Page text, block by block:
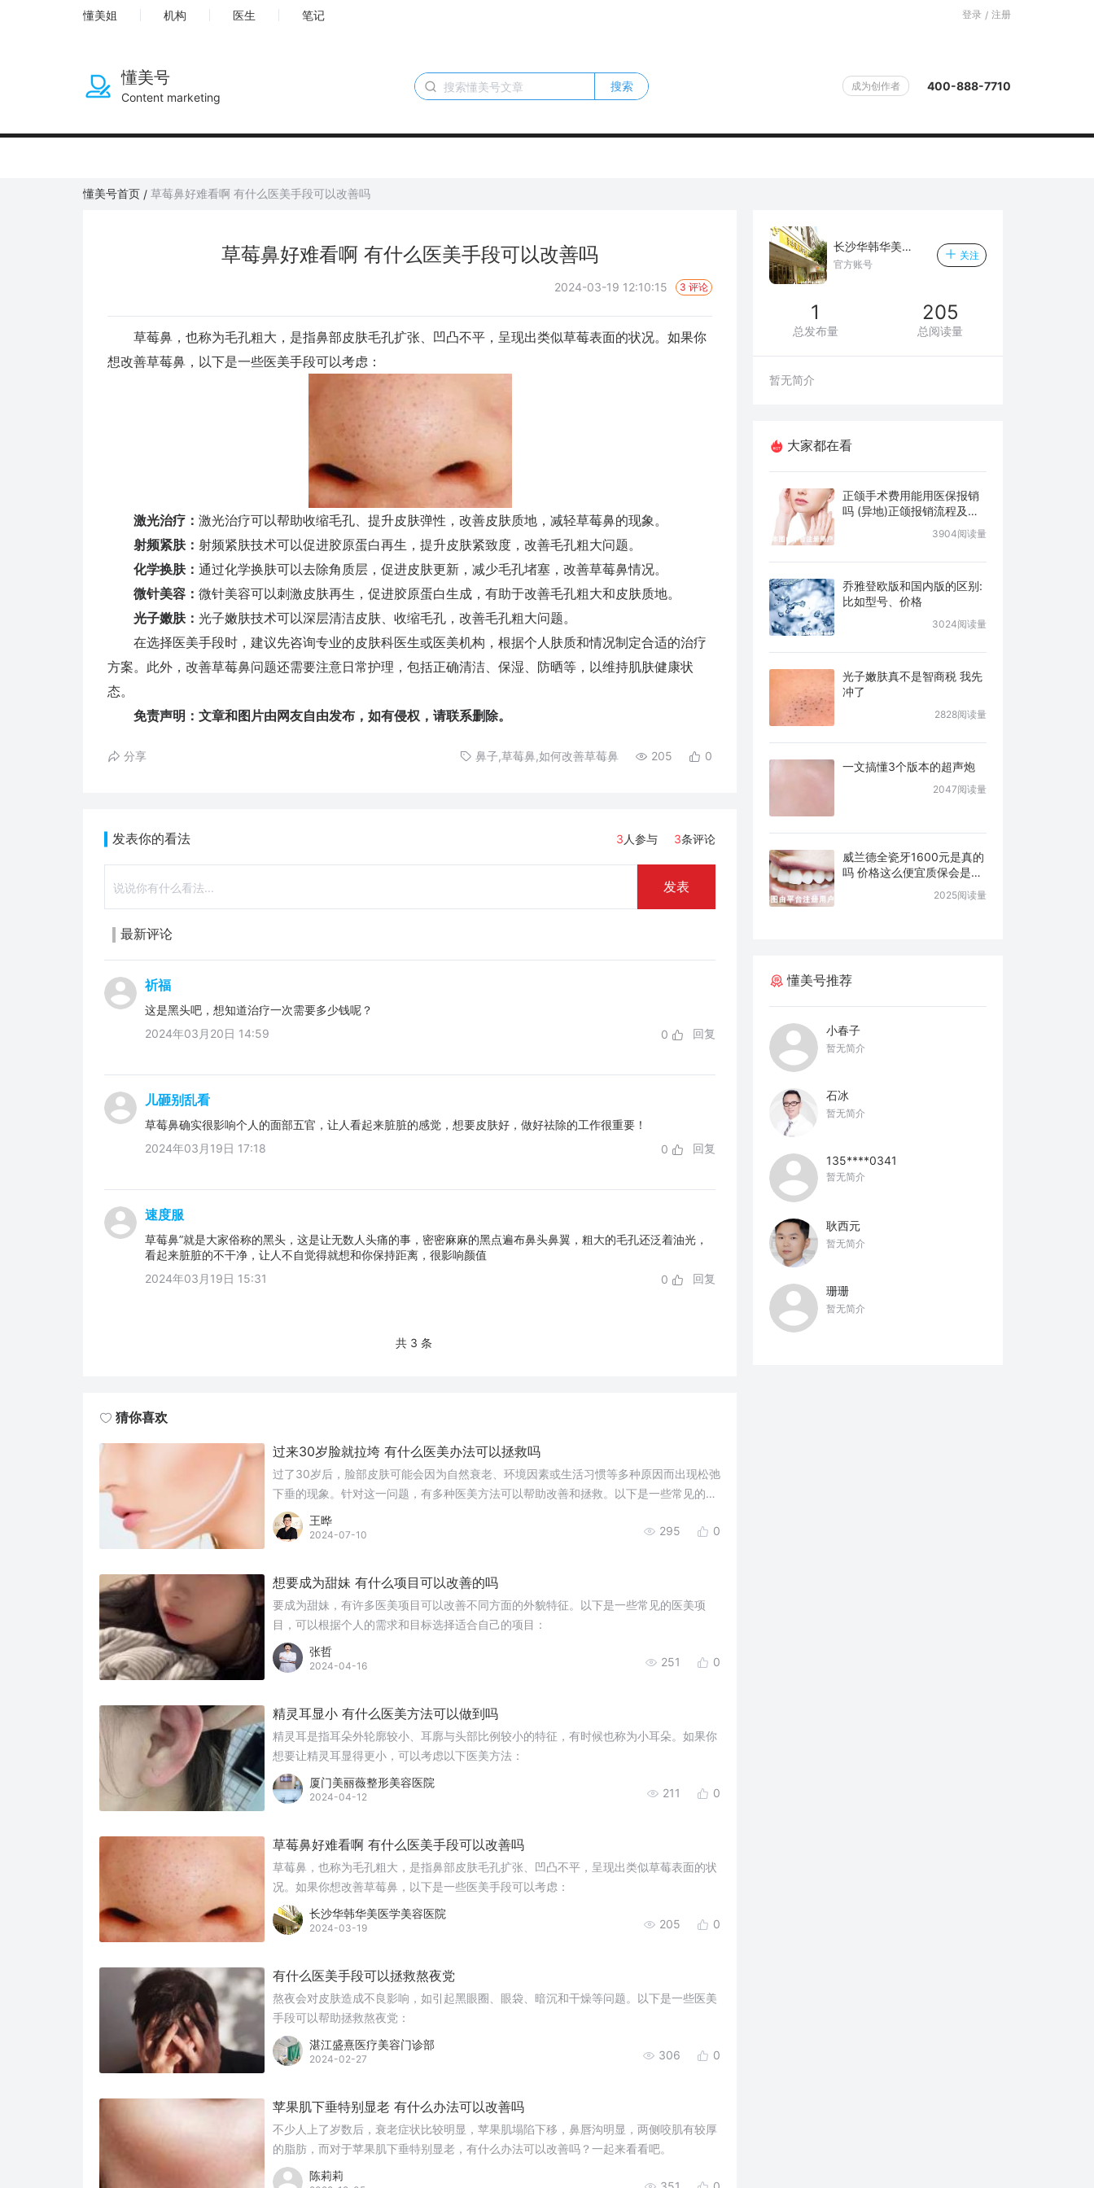
懂美姐 机构 医生 笔记 登录 / 注册
懂美号
Content marketing
搜索 成为创作者 400-888-7710
懂美号首页 / 草莓鼻好难看啊 有什么医美手段可以改善吗
草莓鼻好难看啊 有什么医美手段可以改善吗
2024-03-19 12:10:15 3 评论
草莓鼻，也称为毛孔粗大，是指鼻部皮肤毛孔扩张、凹凸不平，呈现出类似草莓表面的状况。如果你
想改善草莓鼻，以下是一些医美手段可以考虑：
激光治疗： 激光治疗可以帮助收缩毛孔、提升皮肤弹性，改善皮肤质地，减轻草莓鼻的现象。
射频紧肤： 射频紧肤技术可以促进胶原蛋白再生，提升皮肤紧致度，改善毛孔粗大问题。
化学换肤： 通过化学换肤可以去除角质层，促进皮肤更新，减少毛孔堵塞，改善草莓鼻情况。
微针美容： 微针美容可以刺激皮肤再生，促进胶原蛋白生成，有助于改善毛孔粗大和皮肤质地。
光子嫩肤： 光子嫩肤技术可以深层清洁皮肤、收缩毛孔，改善毛孔粗大问题。
在选择医美手段时，建议先咨询专业的皮肤科医生或医美机构，根据个人肤质和情况制定合适的治疗
方案。此外，改善草莓鼻问题还需要注意日常护理，包括正确清洁、保湿、防晒等，以维持肌肤健康状
态。
免责声明：文章和图片由网友自由发布，如有侵权，请联系删除。
分享 鼻子,草莓鼻,如何改善草莓鼻 205 0
发表你的看法 3 人参与 3条评论
发表
最新评论
祈福
这是黑头吧，想知道治疗一次需要多少钱呢？
2024年03月20日 14:59
0 回复
儿砸别乱看
草莓鼻确实很影响个人的面部五官，让人看起来脏脏的感觉，想要皮肤好，做好祛除的工作很重要！
2024年03月19日 17:18
0 回复
速度服
草莓鼻”就是大家俗称的黑头，这是让无数人头痛的事，密密麻麻的黑点遍布鼻头鼻翼，粗大的毛孔还泛着油光，
看起来脏脏的不干净，让人不自觉得就想和你保持距离，很影响颜值
2024年03月19日 15:31
0 回复
共 3 条
猜你喜欢
过来30岁脸就拉垮 有什么医美办法可以拯救吗
过了30岁后，脸部皮肤可能会因为自然衰老、环境因素或生活习惯等多种原因而出现松弛
下垂的现象。针对这一问题，有多种医美方法可以帮助改善和拯救。以下是一些常见的医
美方法。王晔
2024-07-10 295 0
想要成为甜妹 有什么项目可以改善的吗
要成为甜妹，有许多医美项目可以改善不同方面的外貌特征。以下是一些常见的医美项
目，可以根据个人的需求和目标选择适合自己的项目：
张哲
2024-04-16 251 0
精灵耳显小 有什么医美方法可以做到吗
精灵耳是指耳朵外轮廓较小、耳廓与头部比例较小的特征，有时候也称为小耳朵。如果你
想要让精灵耳显得更小，可以考虑以下医美方法：
厦门美丽薇整形美容医院
2024-04-12 211 0
草莓鼻好难看啊 有什么医美手段可以改善吗
草莓鼻，也称为毛孔粗大，是指鼻部皮肤毛孔扩张、凹凸不平，呈现出类似草莓表面的状
况。如果你想改善草莓鼻，以下是一些医美手段可以考虑：
长沙华韩华美医学美容医院
2024-03-19 205 0
有什么医美手段可以拯救熬夜党
熬夜会对皮肤造成不良影响，如引起黑眼圈、眼袋、暗沉和干燥等问题。以下是一些医美
手段可以帮助拯救熬夜党：
湛江盛熹医疗美容门诊部
2024-02-27 306 0
苹果肌下垂特别显老 有什么办法可以改善吗
不少人上了岁数后，衰老症状比较明显，苹果肌塌陷下移，鼻唇沟明显，两侧咬肌有较厚
的脂肪，而对于苹果肌下垂特别显老，有什么办法可以改善吗？一起来看看吧。
陈莉莉
长沙华韩华美医学美容医院
官方账号
关注
1
总发布量
205
总阅读量
暂无简介
大家都在看
正颌手术费用能用医保报销
吗 (异地)正颌报销流程及条
3904阅读量
乔雅登欧版和国内版的区别:
比如型号、价格
3024阅读量
光子嫩肤真不是智商税 我先
冲了
2828阅读量
一文搞懂3个版本的超声炮
2047阅读量
威兰德全瓷牙1600元是真的
吗 价格这么便宜质保会是几
2025阅读量
懂美号推荐
小春子
暂无简介
石冰
暂无简介
135****0341
暂无简介
耿西元
暂无简介
珊珊
暂无简介